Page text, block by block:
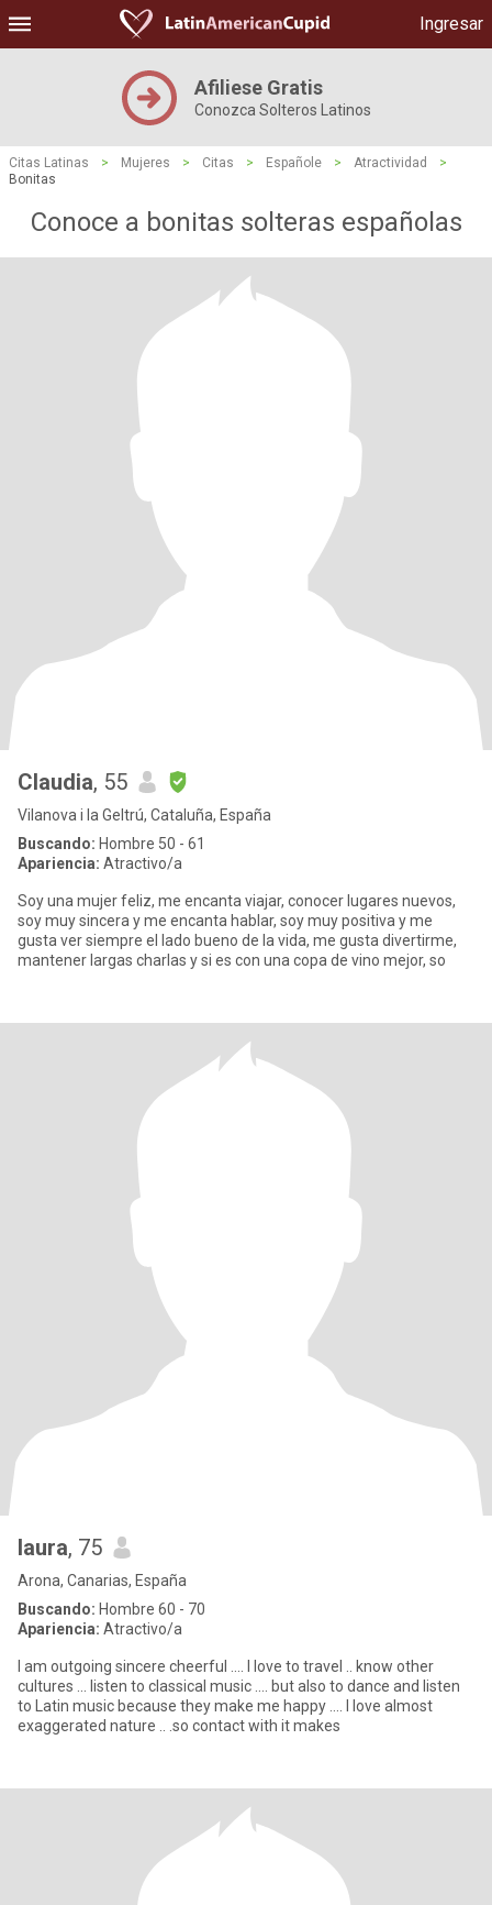
Ingresar
Afiliese Gratis
Conozca Solteros Latinos
Citas Latinas > Mujeres > Citas > Españole > Atractividad
>
Bonitas
Conoce a bonitas solteras españolas
Claudia, 55
Vilanova i la Geltrú, Cataluña, España
Buscando: Hombre 50 - 61
Apariencia: Atractivo/a
Soy una mujer feliz, me encanta viajar, conocer lugares nuevos,
soy muy sincera y me encanta hablar, soy muy positiva y me
gusta ver siempre el lado bueno de la vida, me gusta divertirme,
mantener largas charlas y si es con una copa de vino mejor, so
laura, 75
Arona, Canarias, España
Buscando: Hombre 60 - 70
Apariencia: Atractivo/a
I am outgoing sincere cheerful .... I love to travel .. know other
cultures ... listen to classical music .... but also to dance and listen
to Latin music because they make me happy .... I love almost
exaggerated nature .. .so contact with it makes